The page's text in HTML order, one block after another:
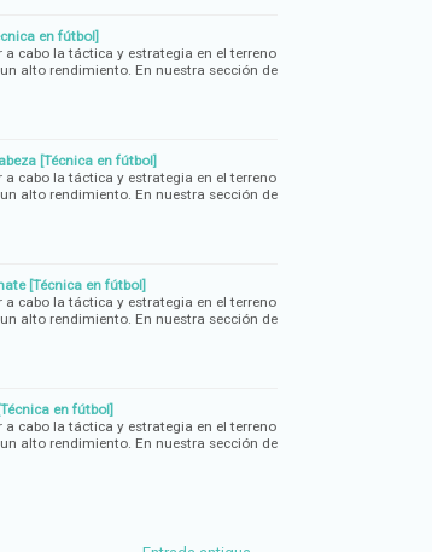
en fútbol]
cabo la táctica y estrategia en el terreno
alto rendimiento. En nuestra sección de
[Técnica en fútbol]
cabo la táctica y estrategia en el terreno
alto rendimiento. En nuestra sección de
[Técnica en fútbol]
cabo la táctica y estrategia en el terreno
alto rendimiento. En nuestra sección de
en fútbol]
cabo la táctica y estrategia en el terreno
alto rendimiento. En nuestra sección de